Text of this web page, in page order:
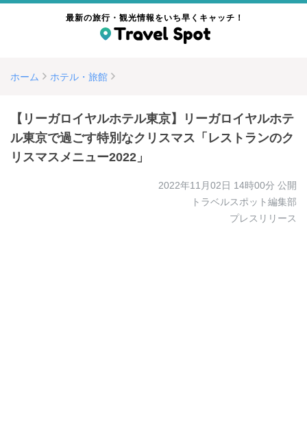
最新の旅行・観光情報をいち早くキャッチ！
ホーム ホテル・旅館
【リーガロイヤルホテル東京】リーガロイヤルホテ
ル東京で過ごす特別なクリスマス「レストランのク
リスマスメニュー2022」
2022年11月02日 14時00分 公開
トラベルスポット編集部
プレスリリース